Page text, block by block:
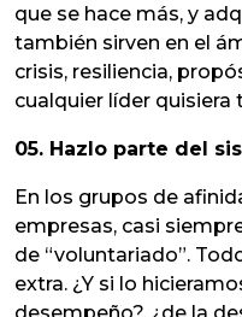
que se hace más, y
también sirven en el
crisis, resiliencia,
cualquier líder quisiera
05. Hazlo parte del
En los grupos de
empresas, casi
de “voluntariado”.
extra. ¿Y si lo
desempeño?, ¿de la